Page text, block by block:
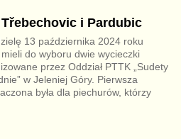
i Pardubic
13 października 2024 roku
do wyboru dwie wycieczki
przez Oddział PTTK „Sudety
w Jeleniej Góry. Pierwsza
była dla piechurów, którzy